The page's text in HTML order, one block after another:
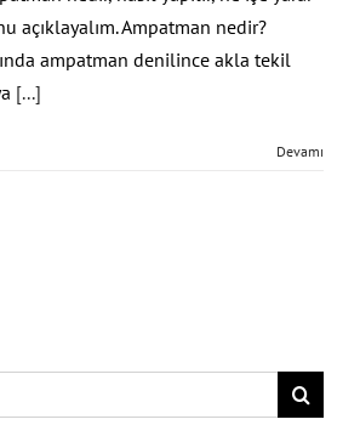
açıklayalım. Ampatman nedir?
ampatman denilince akla tekil
[...]
Devamı